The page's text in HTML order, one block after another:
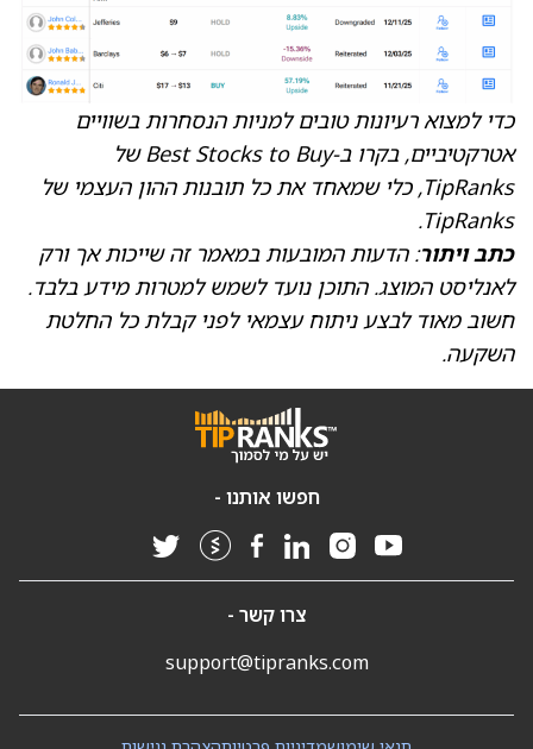
כדי למצוא רעיונות טובים למניות הנסחרות בשוויים
אטרקטיביים, בקרו ב-Best Stocks to Buyשל
TipRanks, כלי שמאחד את כל תובנות ההון העצמי של
TipRanks.
כתב ויתור: הדעות המובעות במאמר זה שייכות אך ורק
לאנליסט המוצג. התוכן נועד לשמש למטרות מידע בלבד.
חשוב מאוד לבצע ניתוח עצמאי לפני קבלת כל החלטת
השקעה.
חפשו אותנו -
צרו קשר -
support@tipranks.com